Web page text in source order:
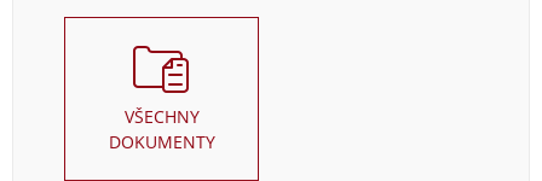
VŠECHNY
DOKUMENTY